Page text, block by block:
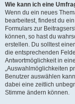
Wie kann ich eine
Wenn du ein neues
bearbeitest, findest du
Formulars zur
können, so hast du
erstellen. Du solltest
die entsprechenden
Antwortmöglichkeit in
„Auswahlmöglichkeiten
Benutzer auswählen
dabei eine zeitlich
Stimme ändern können.